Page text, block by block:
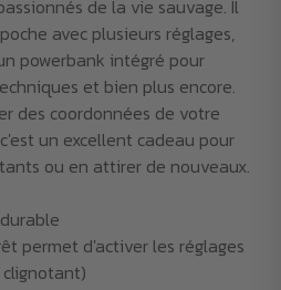
de la vie sauvage. Il
avec plusieurs réglages,
powerbank intégré pour
et bien plus encore.
des coordonnées de votre
un excellent cadeau pour
ou en attirer de nouveaux.
permet d'activer les réglages